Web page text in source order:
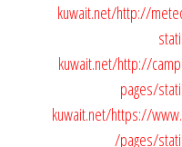
kuwait.net/http://
kuwait.net/http://
pages/
kuwait.net/https://
/pages/